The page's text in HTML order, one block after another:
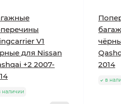
V1
для Nissan
+2 2007-
наличии
2014
в